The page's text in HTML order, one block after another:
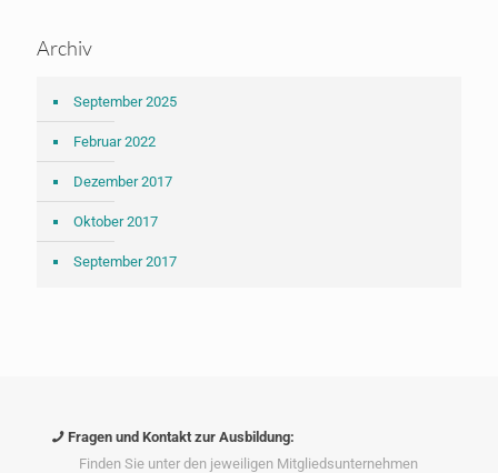
Archiv
September 2025
Februar 2022
Dezember 2017
Oktober 2017
September 2017
Fragen und Kontakt zur Ausbildung:
Finden Sie unter den jeweiligen Mitgliedsunternehmen